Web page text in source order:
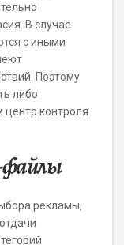
В случае
с иными
Поэтому
либо
центр контроля
файлы
рекламы,